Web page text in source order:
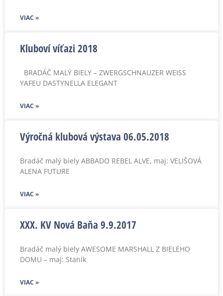
VIAC »
Kluboví víťazi 2018
BRADÁČ MALÝ BIELY – ZWERGSCHNAUZER WEISS
YAFEU DASTYNELLA ELEGANT
VIAC »
Výročná klubová výstava 06.05.2018
Bradáč malý biely ABBADO REBEL ALVE, maj: VELIŠOVÁ
ALENA FUTURE
VIAC »
XXX. KV Nová Baňa 9.9.2017
Bradáč malý biely AWESOME MARSHALL Z BIELEHO
DOMU – maj: Staník
VIAC »